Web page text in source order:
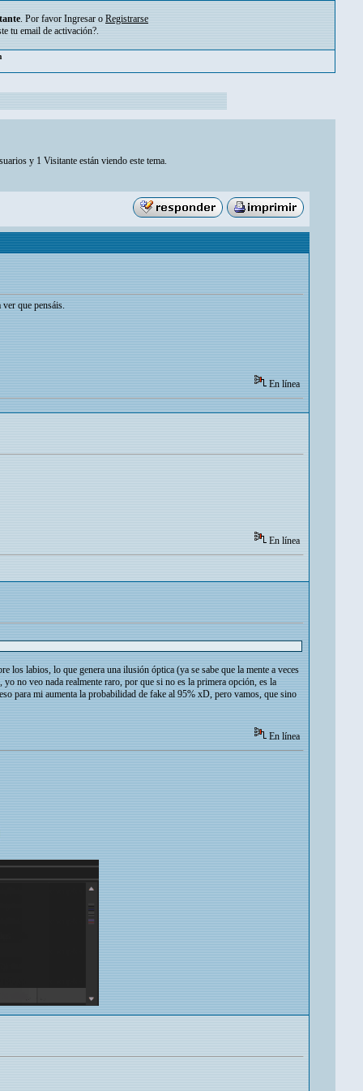
. Por favor Ingresar o Registrarse
tu email de activación?.
y 1 Visitante están viendo este tema.
que pensáis.
En línea
En línea
los labios, lo que genera una ilusión óptica (ya se sabe que la mente a veces
no veo nada realmente raro, por que si no es la primera opción, es la
para mi aumenta la probabilidad de fake al 95% xD, pero vamos, que sino
En línea